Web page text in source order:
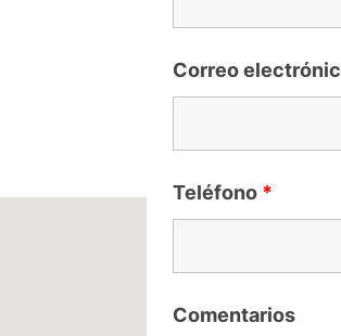
Correo
Teléfono *
Comentarios